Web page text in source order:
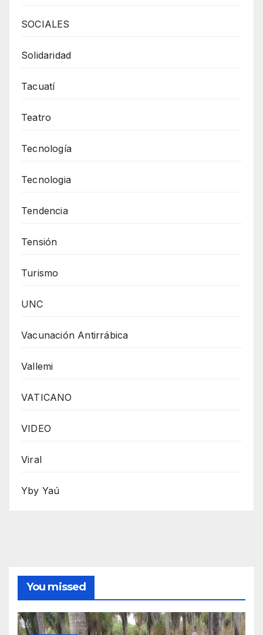
SOCIALES
Solidaridad
Tacuatí
Teatro
Tecnología
Tecnologia
Tendencia
Tensión
Turismo
UNC
Vacunación Antirrábica
Vallemi
VATICANO
VIDEO
Viral
Yby Yaú
You missed